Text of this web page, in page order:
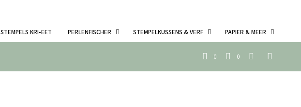
STEMPELS KRI-EET PERLENFISCHER STEMPELKUSSENS & VERF PAPIER & MEER
0 0